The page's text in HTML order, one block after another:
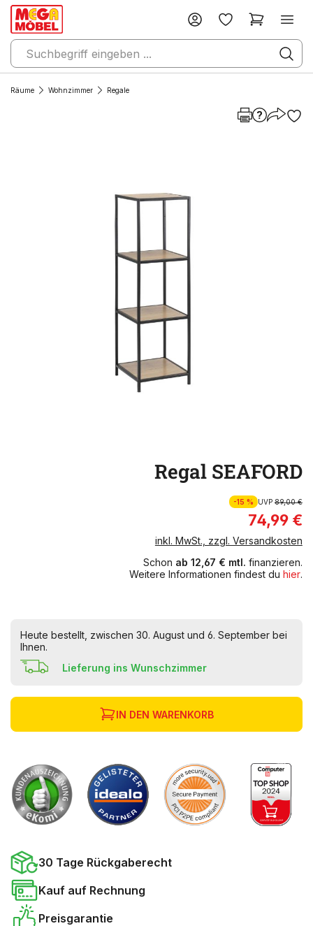
Räume Wohnzimmer Regale
Regal SEAFORD
-15 % UVP89,00 €
74,99 €
inkl. MwSt., zzgl. Versandkosten
Schon ab 12,67 € mtl. finanzieren.
Weitere Informationen findest du hier.
Heute bestellt, zwischen 30. August und 6. September bei
Ihnen.
Lieferung ins Wunschzimmer
IN DEN WARENKORB
30 Tage Rückgaberecht
Kauf auf Rechnung
Preisgarantie